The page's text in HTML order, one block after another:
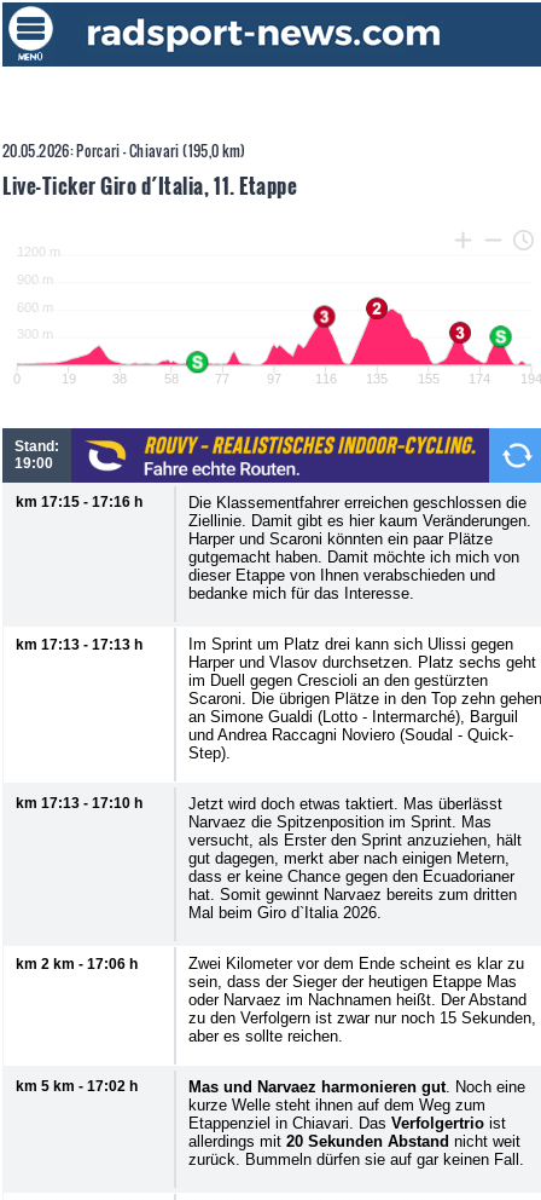
20.05.2026: Porcari - Chiavari (195,0 km)
Live-Ticker Giro d´Italia, 11. Etappe
Stand:
19:00
km 17:15 - 17:16 h
Die Klassementfahrer erreichen geschlossen die
Ziellinie. Damit gibt es hier kaum Veränderungen.
Harper und Scaroni könnten ein paar Plätze
gutgemacht haben. Damit möchte ich mich von
dieser Etappe von Ihnen verabschieden und
bedanke mich für das Interesse.
km 17:13 - 17:13 h
Im Sprint um Platz drei kann sich Ulissi gegen
Harper und Vlasov durchsetzen. Platz sechs geht
im Duell gegen Crescioli an den gestürzten
Scaroni. Die übrigen Plätze in den Top zehn gehen
an Simone Gualdi (Lotto - Intermarché), Barguil
und Andrea Raccagni Noviero (Soudal - Quick-
Step).
km 17:13 - 17:10 h
Jetzt wird doch etwas taktiert. Mas überlässt
Narvaez die Spitzenposition im Sprint. Mas
versucht, als Erster den Sprint anzuziehen, hält
gut dagegen, merkt aber nach einigen Metern,
dass er keine Chance gegen den Ecuadorianer
hat. Somit gewinnt Narvaez bereits zum dritten
Mal beim Giro d`Italia 2026.
km 2 km - 17:06 h
Zwei Kilometer vor dem Ende scheint es klar zu
sein, dass der Sieger der heutigen Etappe Mas
oder Narvaez im Nachnamen heißt. Der Abstand
zu den Verfolgern ist zwar nur noch 15 Sekunden,
aber es sollte reichen.
km 5 km - 17:02 h Mas und Narvaez harmonieren gut. Noch eine
kurze Welle steht ihnen auf dem Weg zum
Etappenziel in Chiavari. Das Verfolgertrio ist
allerdings mit 20 Sekunden Abstand nicht weit
zurück. Bummeln dürfen sie auf gar keinen Fall.